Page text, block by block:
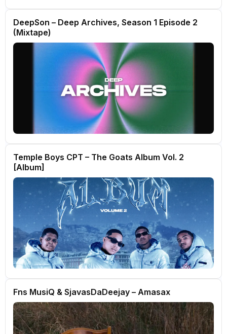
DeepSon – Deep Archives, Season 1 Episode 2
(Mixtape)
Temple Boys CPT – The Goats Album Vol. 2
[Album]
Fns MusiQ & SjavasDaDeejay – Amasax